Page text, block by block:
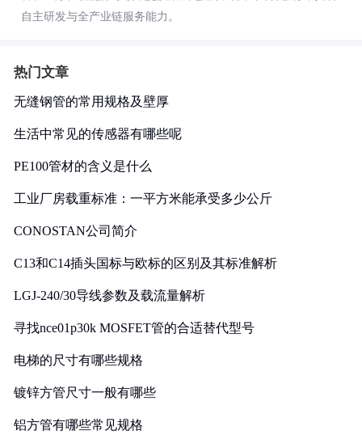
自主研发与全产业链服务能力。
热门文章
无缝钢管的常用规格及壁厚
生活中常见的传感器有哪些呢
PE100管材的含义是什么
工业厂房载重标准：一平方米能承受多少公斤
CONOSTAN公司简介
C13和C14插头国标与欧标的区别及其标准解析
LGJ-240/30导线参数及载流量解析
寻找nce01p30k MOSFET管的合适替代型号
电梯的尺寸有哪些规格
镀锌方管尺寸一般有哪些
铝方管有哪些常见规格